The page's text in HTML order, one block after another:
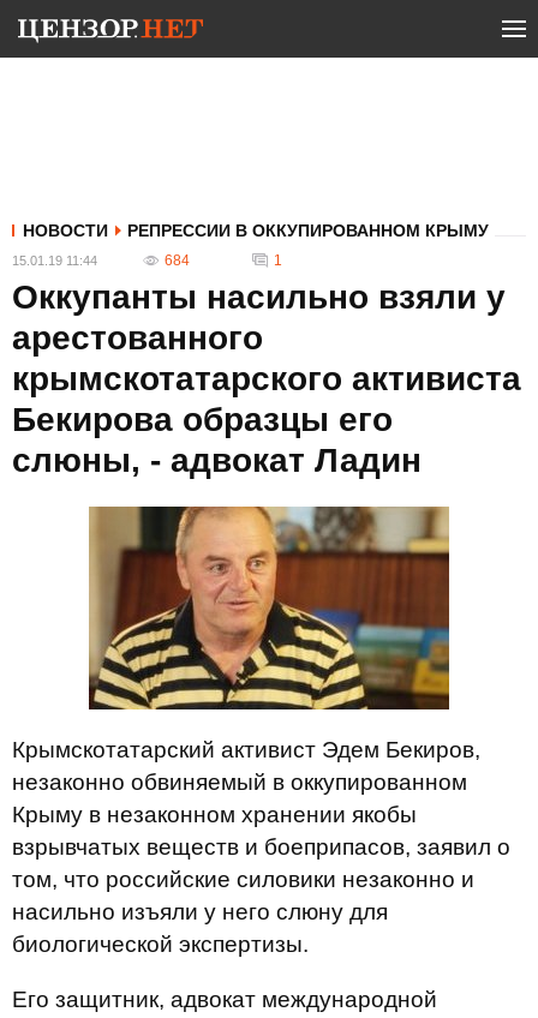
НОВОСТИ РЕПРЕССИИ В ОККУПИРОВАННОМ КРЫМУ
15.01.19 11:44 684 1
Оккупанты насильно взяли у
арестованного
крымскотатарского активиста
Бекирова образцы его
слюны, - адвокат Ладин
Крымскотатарский активист Эдем Бекиров,
незаконно обвиняемый в оккупированном
Крыму в незаконном хранении якобы
взрывчатых веществ и боеприпасов, заявил о
том, что российские силовики незаконно и
насильно изъяли у него слюну для
биологической экспертизы.
Его защитник, адвокат международной